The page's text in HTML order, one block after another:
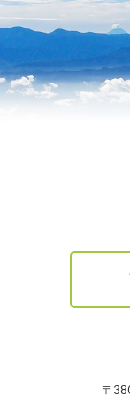
〒